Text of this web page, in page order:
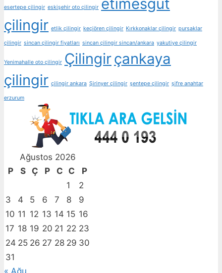
esertepe çilingir eskişehir oto çilingir etimesgut
çilingir etlik çilingir keçiören çilingir Kırkkonaklar çilingir pursaklar
çilingir sincan çilingir fiyatları sincan çilingir sincan/ankara yakutiye çilingir
Yenimahalle oto çilingir Çilingirçankaya
çilingir çilingir ankara Şirinyer çilingir şentepe çilingir şifre anahtar
erzurum
Ağustos 2026
P
S Ç P C C
P
1
2
3
4 5 6 7 8
9
10 11 12 13 14 15 16
17 18 19 20 21 22 23
24 25 26 27 28 29 30
31
« Ağu